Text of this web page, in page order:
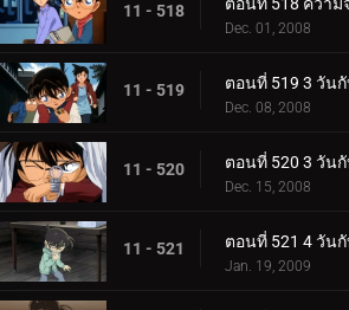
11 - 518 ตอนที่ 518 ความ
Dec. 01, 2008
11 - 519
Dec. 08, 2008
11 - 520
Dec. 15, 2008
11 - 521
Jan. 19, 2009